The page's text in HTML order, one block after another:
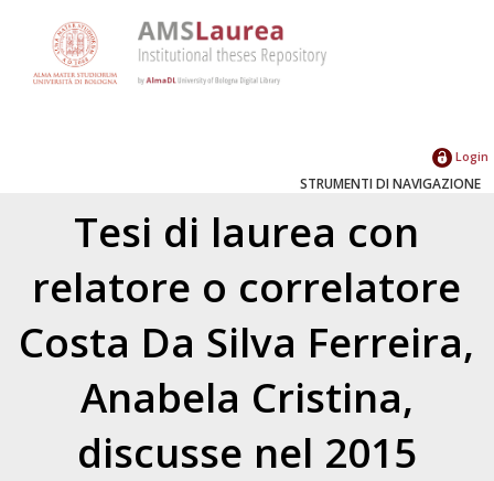
Login
STRUMENTI DI NAVIGAZIONE
Tesi di laurea con
relatore o correlatore
Costa Da Silva Ferreira,
Anabela Cristina,
discusse nel 2015